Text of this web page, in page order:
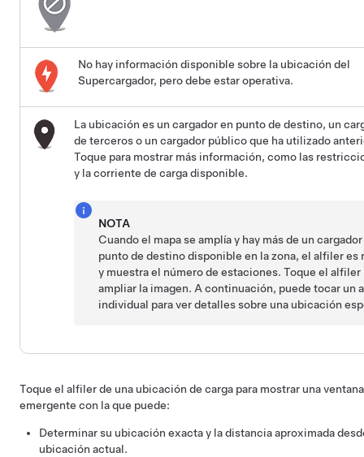
No hay información disponible sobre la ubicación del
Supercargador, pero debe estar operativa.
La ubicación es un cargador en punto de destino, un
de terceros o un cargador público que ha utilizado
Toque para mostrar más información, como las
y la corriente de carga disponible.
NOTA
Cuando el mapa se amplía y hay más de un
punto de destino disponible en la zona, el alfiler es
y muestra el número de estaciones. Toque el alfiler
ampliar la imagen. A continuación, puede tocar un
individual para ver detalles sobre una ubicación
Toque el alfiler de una ubicación de carga para mostrar una ventana
emergente con la que puede:
Determinar su ubicación exacta y la distancia aproximada
ubicación actual.